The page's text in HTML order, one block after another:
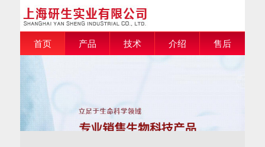
首页 产品 技术 介绍 售后